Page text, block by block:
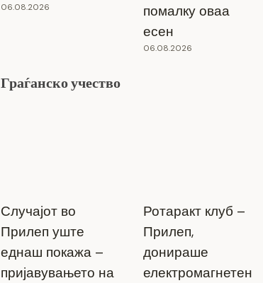
06.08.2026
помалку оваа
есен
06.08.2026
Граѓанско учество
Случајот во
Прилеп уште
еднаш покажа –
пријавувањето на
Ротаракт клуб –
Прилеп,
донираше
електромагнетен